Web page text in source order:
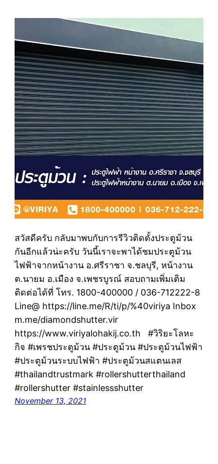
สวัสดีครับ กลับมาพบกับการรีวิวติดตั้งประตูม้วน
กันอีกแล้วน่ะครับ วันนี้เราจะพาได้ชมประตูม้วน
ไฟฟ้าจากหน้างาน อ.ศรีราชา​ จ.ชลบุรี, หน้างาน
ต.นายม อ.เมือง จ.เพชรบูรณ์ สอบถามเพิ่มเติม
ติดต่อได้ที่ โทร. 1800-400000 / 036-712222-8
Line@ https://line.me/R/ti/p/%40viriya Inbox
m.me/diamondshutter.vir
https://www.viriyalohakij.co.th #วิริยะโลหะ
กิจ #เพรชประตูม้วน #ประตูม้วน #ประตูม้วนไฟฟ้า
#ประตูม้วนระบบไฟฟ้า #ประตูม้วนสแตนเลส
#thailandtrustmark #rollershutterthailand
#rollershutter #stainlessshutter
November 13, 2021